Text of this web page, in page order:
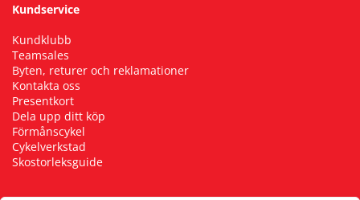
Kundservice
Kundklubb
Teamsales
Byten, returer och reklamationer
Kontakta oss
Presentkort
Dela upp ditt köp
Förmånscykel
Cykelverkstad
Skostorleksguide